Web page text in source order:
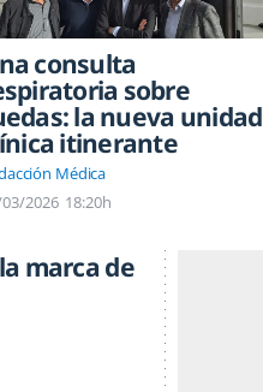
consulta
sobre
la nueva unidad
itinerante
Médica
2026 18:20h
marca de